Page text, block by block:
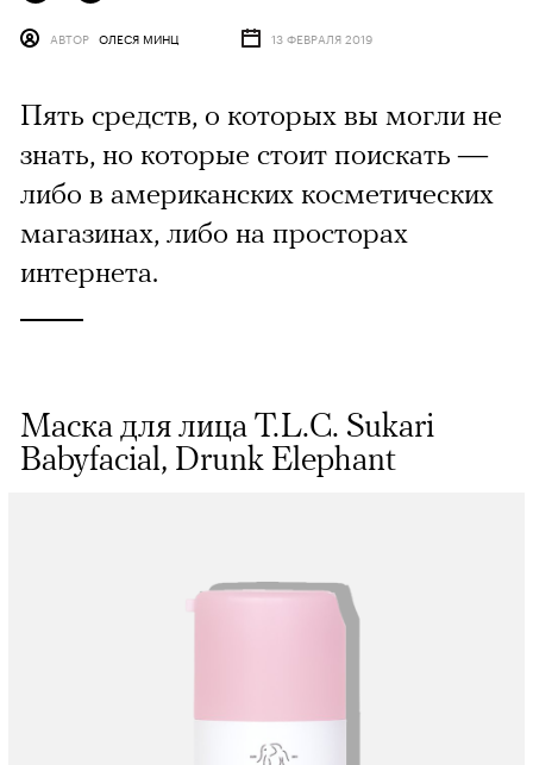
АВТОР ОЛЕСЯ МИНЦ 13 ФЕВРАЛЯ 2019
Пять средств, о которых вы могли не
знать, но которые стоит поискать —
либо в американских косметических
магазинах, либо на просторах
интернета.
Маска для лица T.L.C. Sukari
Babyfacial, Drunk Elephant